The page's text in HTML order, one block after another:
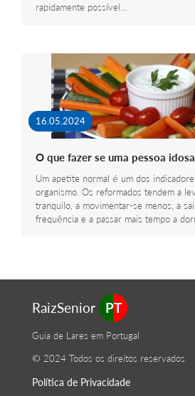
rapidamente possível…
16.05.2024
O que fazer se uma pessoa
Um apetite normal é um dos
organismo. Os reformados tendem a
tranquilo, a movimentar-se menos, a
frequência e a passar mais tempo a
RaizSenior PT
Guia de Lares em Portugal
© 2024 Todos os direitos reservados
Política de Privacidade